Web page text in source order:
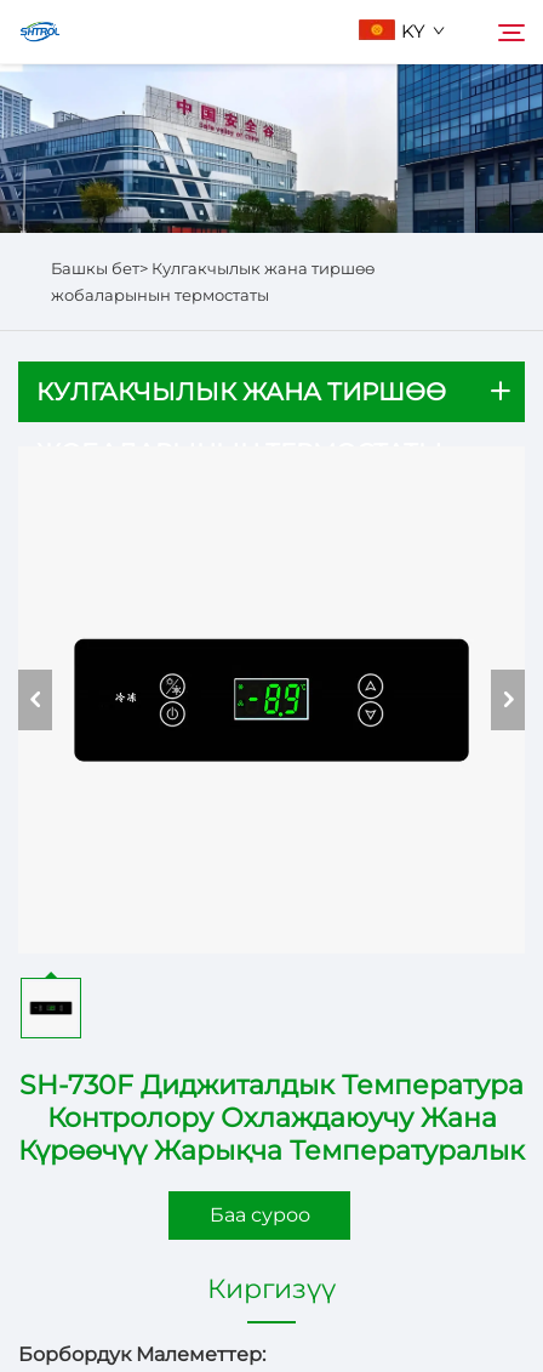
KY
Биз жөнүндө
Продукциялар
Бизге Байланыш
Издөө
Башкы бет> Кулгакчылык жана тиршөө
жобаларынын термостаты
КУЛГАКЧЫЛЫК ЖАНА ТИРШӨӨ
SH-730F Диджиталдык Температура
Контролору Охлаждаюучу Жана
Күрөөчүү Жарықча Температуралык
Баа суроо
Киргизүү
Борбордук Малеметтер: